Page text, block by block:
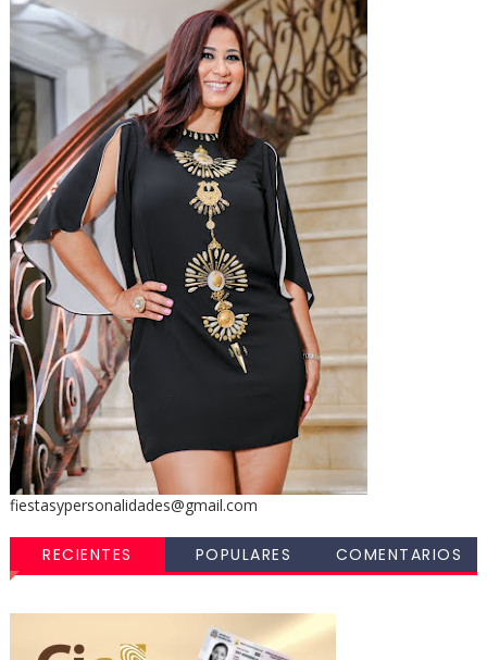
fiestasypersonalidades@gmail.com
RECIENTES POPULARES COMENTARIOS